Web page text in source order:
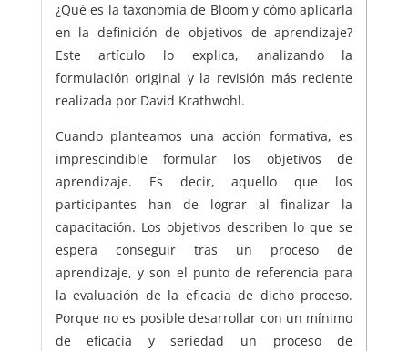
¿Qué es la taxonomía de Bloom y cómo aplicarla
en la definición de objetivos de aprendizaje?
Este artículo lo explica, analizando la
formulación original y la revisión más reciente
realizada por David Krathwohl.
Cuando planteamos una acción formativa, es
imprescindible formular los objetivos de
aprendizaje. Es decir, aquello que los
participantes han de lograr al finalizar la
capacitación. Los objetivos describen lo que se
espera conseguir tras un proceso de
aprendizaje, y son el punto de referencia para
la evaluación de la eficacia de dicho proceso.
Porque no es posible desarrollar con un mínimo
de eficacia y seriedad un proceso de